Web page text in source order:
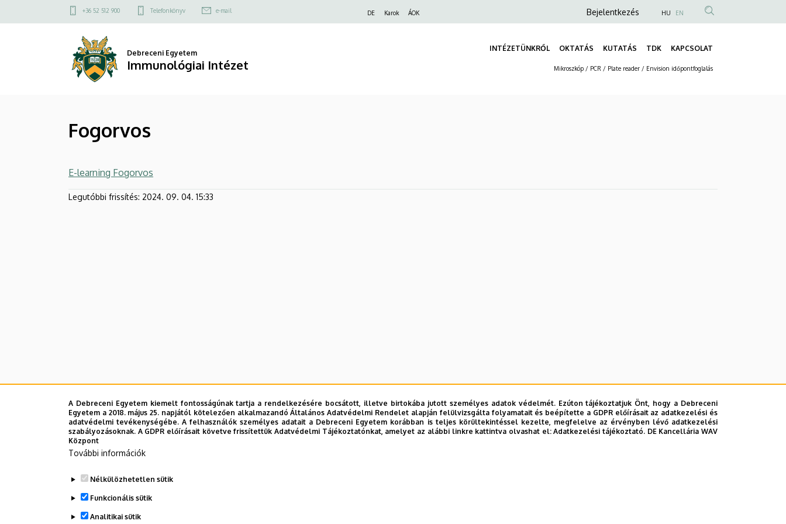
Fogorvos
Immunológiai
a
Felső
menü
+36 52 512 900 Telefonkönyv e-mail DE Karok ÁOK
Anonim
fiók
Bejelentkezés HU EN
Debreceni Egyetem
Immunológiai Intézet
INTÉZETÜNKRŐL OKTATÁS KUTATÁS TDK KAPCSOLAT
Mikroszkóp / PCR / Plate reader / Envision időpontfoglalás
Fogorvos
E-learning Fogorvos
Legutóbbi frissítés: 2024. 09. 04. 15:33
A Debreceni Egyetem kiemelt fontosságúnak tartja a rendelkezésére bocsátott, illetve birtokába jutott személyes adatok védelmét. Ezúton tájékoztatjuk Önt, hogy a Debreceni
Egyetem a 2018. május 25. napjától kötelezően alkalmazandó Általános Adatvédelmi Rendelet alapján felülvizsgálta folyamatait és beépítette a GDPR előírásait az adatkezelési és
adatvédelmi tevékenységébe. A felhasználók személyes adatait a Debreceni Egyetem korábban is teljes körültekintéssel kezelte, megfelelve az érvényben lévő adatkezelési
szabályozásoknak. A GDPR előírásait követve frissítettük Adatvédelmi Tájékoztatónkat, amelyet az alábbi linkre kattintva olvashat el:Adatkezelési tájékoztató. DE Kancellária WAV
Központ
További információk
Nélkülözhetetlen sütik
Funkcionális sütik
Analitikai sütik